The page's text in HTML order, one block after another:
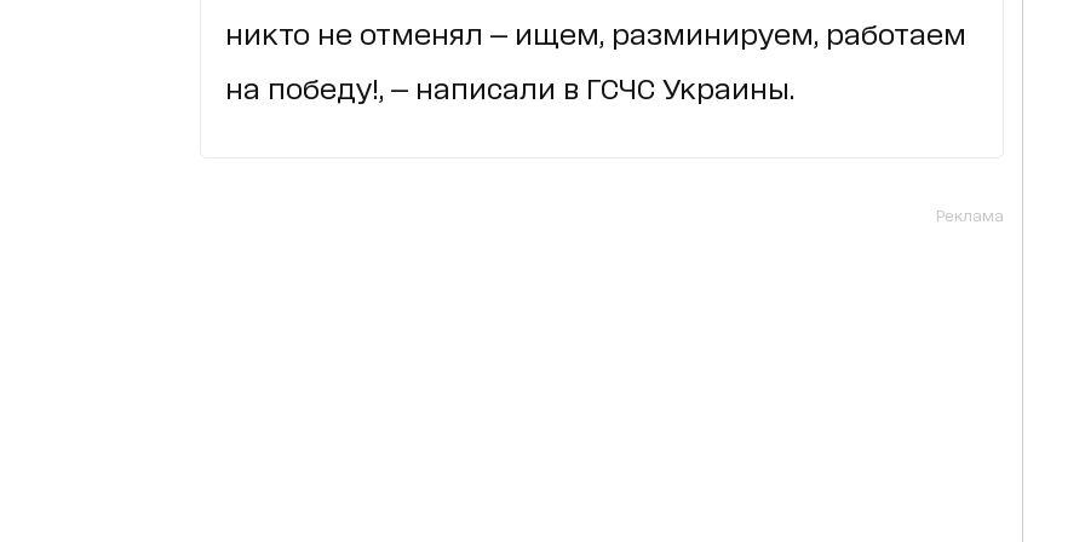
никто не отменял — ищем, разминируем, работаем
на победу!, — написали в ГСЧС Украины.
Реклама